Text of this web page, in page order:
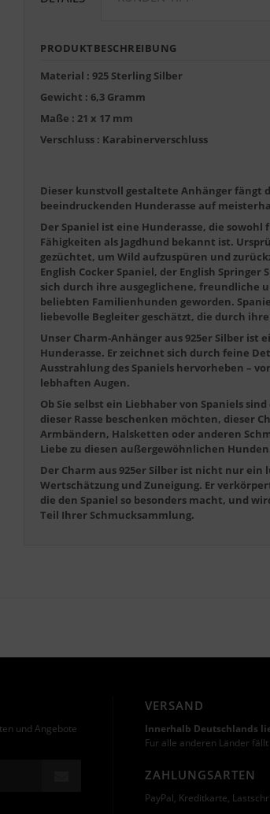
PRODUKTBESCHREIBUNG
Material : 925 Sterling Silber
Gewicht : 6,3 Gramm
Maße : 21 x 17 mm
Verschluss : Karabinerverschluss
Dieser kunstvoll gestaltete Anhänger fängt
beeindruckenden Hunderasse auf
Der Spaniel ist eine Hunderasse, die
Fähigkeiten als Jagdhund bekannt ist.
gezüchtet, um Wild aufzuspüren und
English Cocker Spaniel, der English Springer
sich durch ihre ausgeglichene, freundliche
beliebten Familienhunden geworden.
liebevolle Begleiter geschätzt, die durch
Unser Charm-Anhänger aus 925er Silber
Hunderasse. Er zeichnet sich durch feine
Ausstrahlung des Spaniels hervorheben –
lebhaften Augen.
Ob Sie selbst ein Liebhaber von Spaniels
dieser Rasse beschenken möchten, dieser
Armbändern, Halsketten oder anderen
Liebe zu diesen außergewöhnlichen
Der Charm aus 925er Silber ist nicht nur
Wertschätzung und Zuneigung. Er
die den Spaniel so besonders macht, und
Teil Ihrer Schmucksammlung.
und Angebote
VERSAND
Innerhalb Deutschlands
Fur alle anderen Länder
ZAHLUNGSARTEN
PayPal, Kreditkarte,